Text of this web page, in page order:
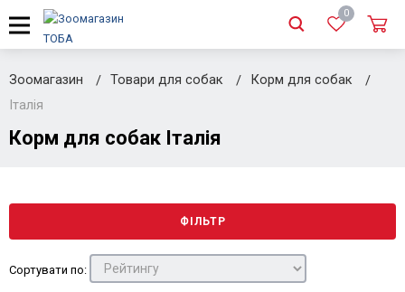
0
Зоомагазин Товари для собак
Корм для собак
Італія
Корм для собак Італія
ФІЛЬТР
Сортувати по: